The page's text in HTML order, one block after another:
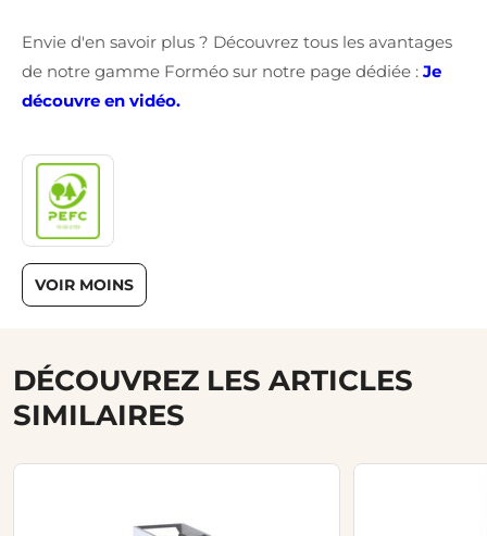
Envie d'en savoir plus ? Découvrez tous les avantages
de notre gamme Forméo sur notre page dédiée : Je
découvre en vidéo.
VOIR MOINS
DÉCOUVREZ LES ARTICLES
SIMILAIRES